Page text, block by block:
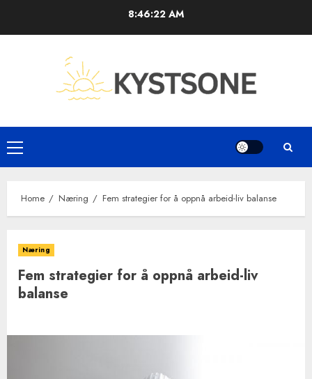
8:46:23 AM
Primary
Menu
Home Næring Fem strategier for å oppnå arbeid-liv balanse
Næring
Fem strategier for å oppnå arbeid-liv
balanse